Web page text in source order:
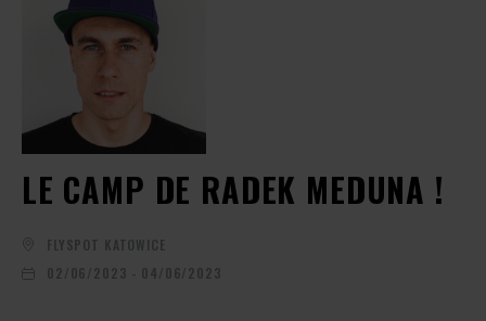
LE CAMP DE RADEK MEDUNA !
FLYSPOT KATOWICE
02/06/2023 - 04/06/2023